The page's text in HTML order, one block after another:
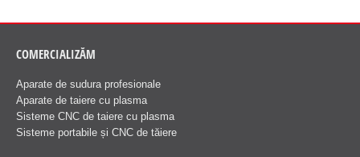
COMERCIALIZĂM
Aparate de sudura profesionale
Aparate de taiere cu plasma
Sisteme CNC de taiere cu plasma
Sisteme portabile și CNC de tăiere